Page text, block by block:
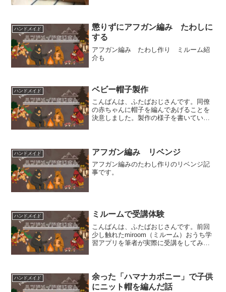
ハンドメイド
懲りずにアフガン編み たわしに
する
アフガン編み たわし作り ミルーム紹
介も
ハンドメイド ベビー帽子製作
こんばんは、ふたばおじさんです。同僚
の赤ちゃんに帽子を編んであげることを
決意しました。製作の様子を書いていき
るかなぁ・・そして編み...
ハンドメイド アフガン編み リベンジ
アフガン編みのたわし作りのリベンジ記
事です。
ハンドメイド ミルームで受講体験
こんばんは、ふたばおじさんです。前回
少し触れたmiroom（ミルーム）おうち学
習アプリを筆者が実際に受講をしてみま
と比べてどう...
ハンドメイド
余った「ハマナカボニー」で子供
にニット帽を編んだ話